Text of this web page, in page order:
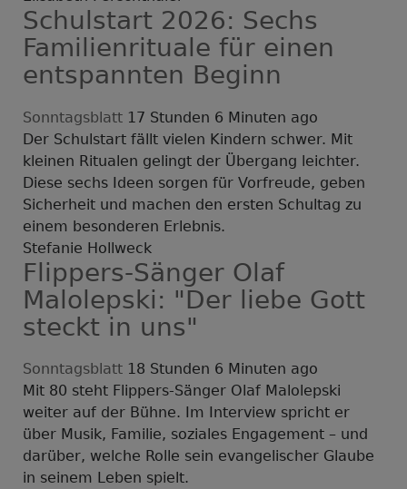
Schulstart 2026: Sechs
Familienrituale für einen
entspannten Beginn
Sonntagsblatt 17 Stunden 6 Minuten ago
Der Schulstart fällt vielen Kindern schwer. Mit
kleinen Ritualen gelingt der Übergang leichter.
Diese sechs Ideen sorgen für Vorfreude, geben
Sicherheit und machen den ersten Schultag zu
einem besonderen Erlebnis.
Stefanie Hollweck
Flippers-Sänger Olaf
Malolepski: "Der liebe Gott
steckt in uns"
Sonntagsblatt 18 Stunden 6 Minuten ago
Mit 80 steht Flippers-Sänger Olaf Malolepski
weiter auf der Bühne. Im Interview spricht er
über Musik, Familie, soziales Engagement – und
darüber, welche Rolle sein evangelischer Glaube
in seinem Leben spielt.